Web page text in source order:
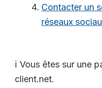
Contacter un
réseaux
ℹ️ Vous êtes sur une
client.net.